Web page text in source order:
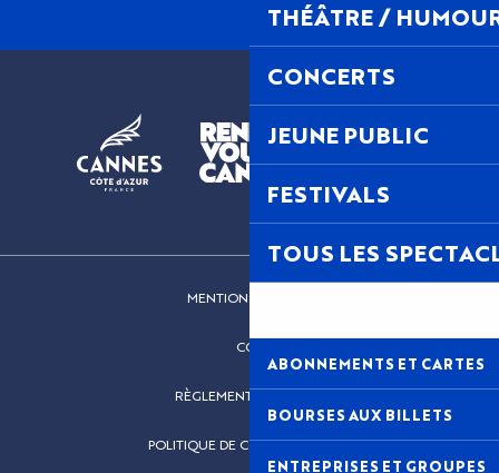
THÉÂTRE /
CONCERTS
JEUNE PUBLIC
FESTIVALS
TOUS LES
ABONNEMENTS ET CARTES
BOURSES AUX BILLETS
ENTREPRISES ET GROUPES
MENTIONS LÉGALES
CGV
RÈGLEMENT INTÉRIEUR
POLITIQUE DE CONFIDENTIALITÉ